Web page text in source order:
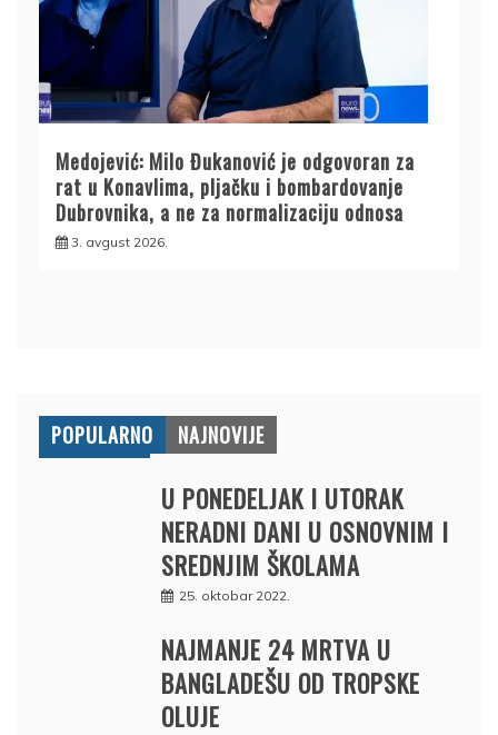
Medojević: Milo Đukanović je odgovoran za
rat u Konavlima, pljačku i bombardovanje
Dubrovnika, a ne za normalizaciju odnosa
3. avgust 2026.
POPULARNO NAJNOVIJE
U PONEDELJAK I UTORAK
NERADNI DANI U OSNOVNIM I
SREDNJIM ŠKOLAMA
25. oktobar 2022.
NAJMANJE 24 MRTVA U
BANGLADEŠU OD TROPSKE
OLUJE